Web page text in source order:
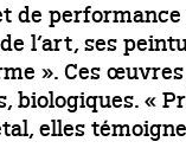
de performance
l’art, ses
». Ces
biologiques. «
elles